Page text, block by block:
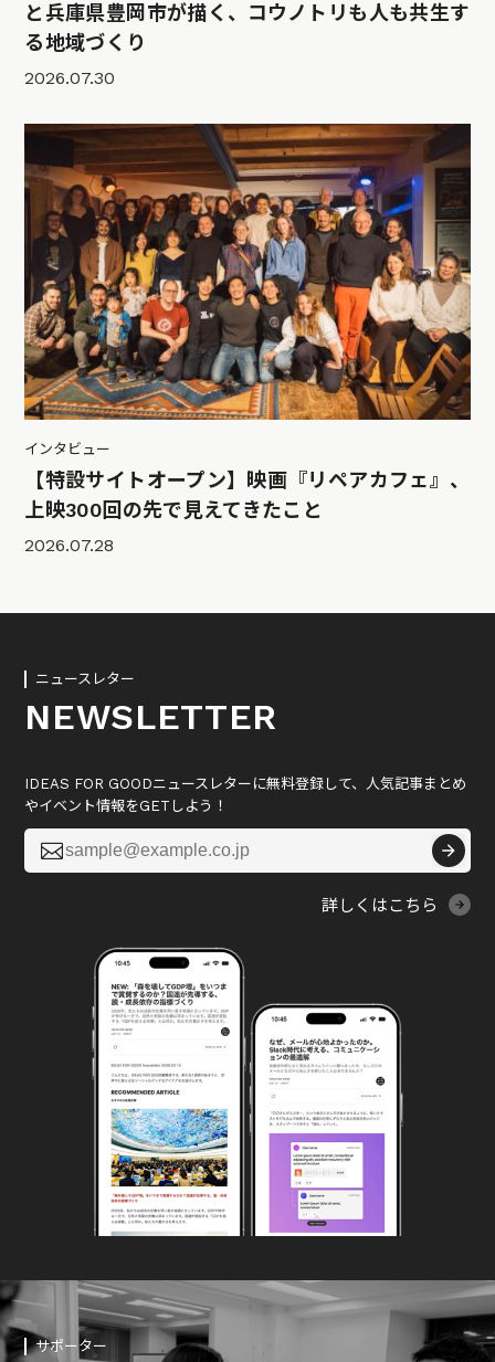
と兵庫県豊岡市が描く、コウノトリも人も共生す
る地域づくり
2026.07.30
インタビュー
【特設サイトオープン】映画『リペアカフェ』、
上映300回の先で見えてきたこと
2026.07.28
ニュースレター
NEWSLETTER
IDEAS FOR GOODニュースレターに無料登録して、人気記事まとめ
やイベント情報をGETしよう！

詳しくはこちら
サポーター